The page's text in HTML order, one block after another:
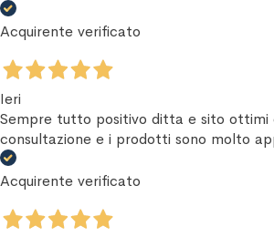
Acquirente verificato
Ieri
Sempre tutto positivo ditta e sito ottimi
consultazione e i prodotti sono molto
Acquirente verificato